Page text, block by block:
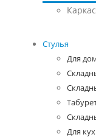
Стулья
Для
Для